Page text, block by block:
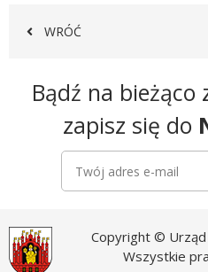
WRÓĆ
Newsletter
Bądź na bieżąco
zapisz się do
Copyright © Urząd
Wszystkie